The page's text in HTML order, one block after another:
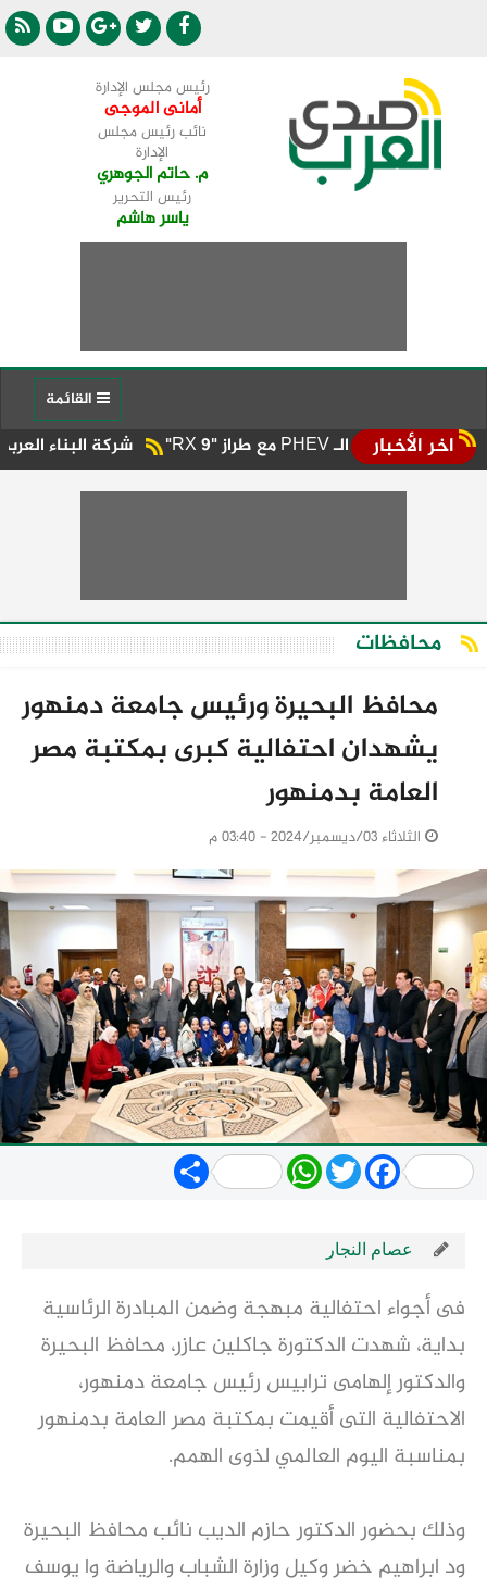
رئيس مجلس الإدارة
أمانى الموجى
نائب رئيس مجلس
الإدارة
م. حاتم الجوهري
رئيس التحرير
ياسر هاشم
اخر الأخبار شركة البناء العربي تحصد
محافظات
محافظ البحيرة ورئيس جامعة دمنهور
يشهدان احتفالية كبرى بمكتبة مصر
العامة بدمنهور
الثلاثاء 03/ديسمبر/2024 - 03:40 م
Share WhatsApp
TwitterFacebook
عصام النجار
فى أجواء احتفالية مبهجة وضمن المبادرة الرئاسية
بداية، شهدت الدكتورة جاكلين عازر، محافظ البحيرة
والدكتور إلهامى ترابيس رئيس جامعة دمنهور،
الاحتفالية التى أقيمت بمكتبة مصر العامة بدمنهور
بمناسبة اليوم العالمي لذوى الهمم.
وذلك بحضور الدكتور حازم الديب نائب محافظ البحيرة
ود ابراهيم خضر وكيل وزارة الشباب والرياضة وا يوسف